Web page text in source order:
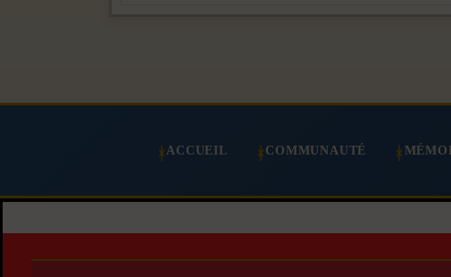
ACCUEIL COMMUNAUTÉ